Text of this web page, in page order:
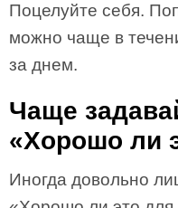
Поцелуйте себя.
можно чаще в
за днем.
Чаще
«Хорошо ли
Иногда довольно